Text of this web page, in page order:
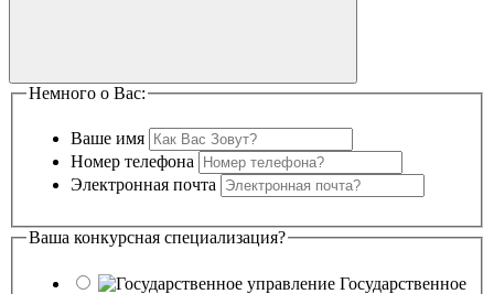
Немного о Вас:
Ваше имя
Номер телефона
Электронная почта
Ваша конкурсная специализация?